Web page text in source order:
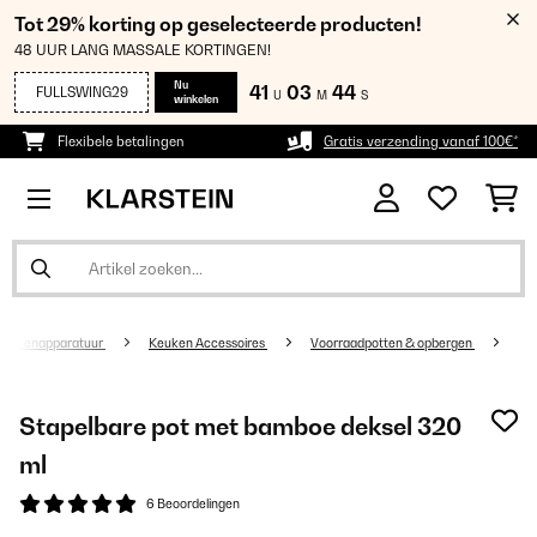
Tot 29% korting op geselecteerde producten!
48 UUR LANG MASSALE KORTINGEN!
FULLSWING29
Nu
winkelen
41 U 03 M 43 S
Flexibele betalingen Gratis verzending vanaf 100€*
Keuken Accessoires Voorraadpotten & opbergen
Stapelbare pot met bamboe deksel 320
ml
6 Beoordelingen